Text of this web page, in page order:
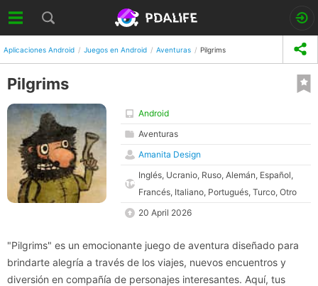
Aplicaciones Android Juegos en Android Aventuras Pilgrims
Pilgrims
Android
Aventuras
Amanita Design
Inglés, Ucranio, Ruso, Alemán, Español,
Francés, Italiano, Portugués, Turco, Otro
20 April 2026
"Pilgrims" es un emocionante juego de aventura diseñado para
brindarte alegría a través de los viajes, nuevos encuentros y
diversión en compañía de personajes interesantes. Aquí, tus